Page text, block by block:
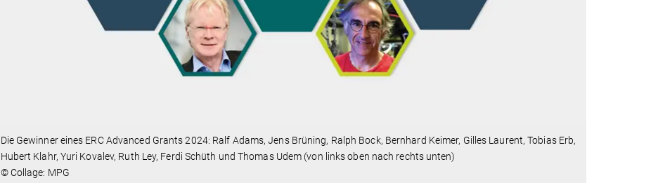
Die Gewinner eines ERC Advanced Grants 2024: Ralf Adams, Jens Brüning, Ralph Bock, Bernhard Keimer, Gilles Laurent, Tobias Erb,
Hubert Klahr, Yuri Kovalev, Ruth Ley, Ferdi Schüth und Thomas Udem (von links oben nach rechts unten)
© Collage: MPG